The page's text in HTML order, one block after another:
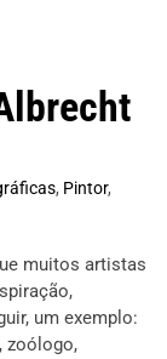
, Pintor,
muitos artistas
um exemplo:
zoólogo,